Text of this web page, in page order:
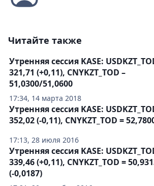
Читайте также
17:34, 14 марта 2018
Утренняя сессия KASE:
321,71 (+0,11), CNYKZT_TOD –
51,0300/51,0600
17:13, 28 июля 2016
Утренняя сессия KASE:
352,02 (-0,11), CNYKZT_TOD =
Утренняя сессия KASE:
339,46 (+0,11), CNYKZT_TOD =
(-0,0187)